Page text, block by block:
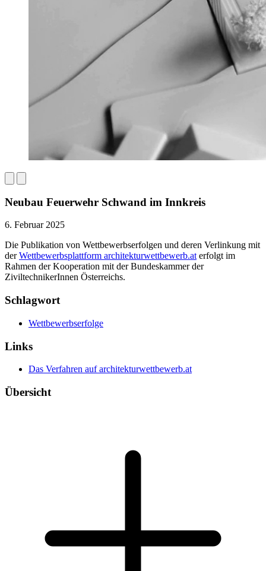
Neubau Feuerwehr Schwand im Innkreis
6. Februar 2025
Die Publikation von Wettbewerbserfolgen und deren Verlinkung mit
derWettbewerbsplattform architekturwettbewerb.aterfolgt im
Rahmen der Kooperation mit der Bundeskammer der
ZiviltechnikerInnen Österreichs.
Schlagwort
Wettbewerbserfolge
Links
Das Verfahren auf architekturwettbewerb.at
Übersicht